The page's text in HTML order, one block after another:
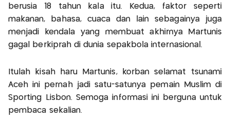
berusia 18 tahun kala itu. Kedua, faktor seperti
makanan, bahasa, cuaca dan lain sebagainya juga
menjadi kendala yang membuat akhirnya Martunis
gagal berkiprah di dunia sepakbola internasional.
Itulah kisah haru Martunis, korban selamat tsunami
Aceh ini pernah jadi satu-satunya pemain Muslim di
Sporting Lisbon. Semoga informasi ini berguna untuk
pembaca sekalian.